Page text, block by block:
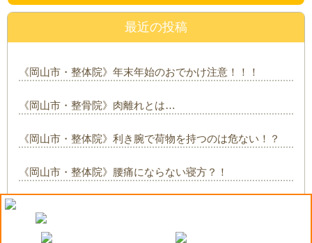
最近の投稿
《岡山市・整体院》年末年始のおでかけ注意！！！
《岡山市・整骨院》肉離れとは…
《岡山市・整体院》利き腕で荷物を持つのは危ない！？
《岡山市・整体院》腰痛にならない寝方？！